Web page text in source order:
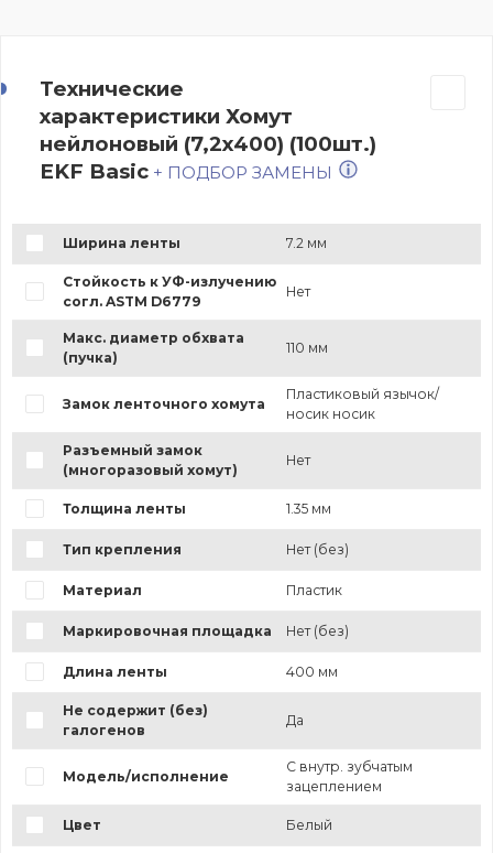
Технические
характеристики Хомут
нейлоновый (7,2х400) (100шт.)
EKF Basic + ПОДБОР ЗАМЕНЫ
Ширина ленты 7.2 мм
Стойкость к УФ-излучению
согл. ASTM D6779
Нет
Макс. диаметр обхвата
(пучка)
110 мм
Замок ленточного хомута
Пластиковый язычок/
носик носик
Разъемный замок
(многоразовый хомут)
Нет
Толщина ленты 1.35 мм
Тип крепления Нет (без)
Материал Пластик
Маркировочная площадка Нет (без)
Длина ленты 400 мм
Не содержит (без)
галогенов
Да
Модель/исполнение
С внутр. зубчатым
зацеплением
Цвет Белый